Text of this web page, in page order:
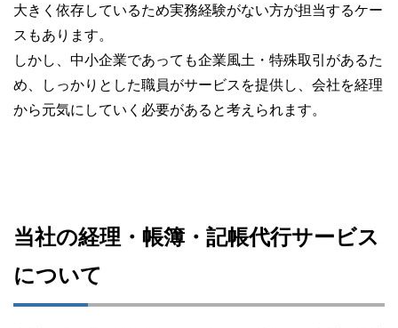
大きく依存しているため実務経験がない方が担当するケー
スもあります。
しかし、中小企業であっても企業風土・特殊取引があるた
め、しっかりとした職員がサービスを提供し、会社を経理
から元気にしていく必要があると考えられます。
当社の経理・帳簿・記帳代行サービス
について